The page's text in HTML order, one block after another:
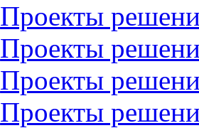
Проекты
Проекты
Проекты
Проекты